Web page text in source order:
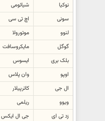
نوکیا
شیائومی
سونی
اچ تی سی
لنوو
موتورولا
گوگل
مایکروسافت
بلک بری
ایسوس
اوپو
وان پلاس
ال جی
کاترپیلار
ویوو
ریلمی
زد تی ای
جی ال ایکس